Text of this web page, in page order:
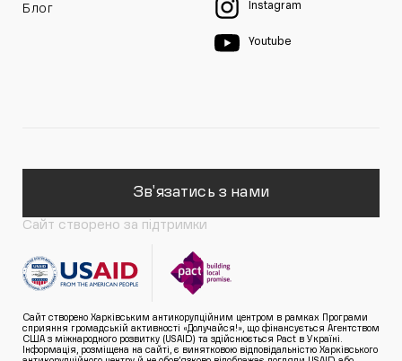
Блог Instagram
Youtube
Зв'язатись з нами
Сайт створено за підтримки
Сайт створено Харківським антикорупційним центром в рамках Програми
сприяння громадській активності «Долучайся!», що фінансується Агентством
США з міжнародного розвитку (USAID) та здійснюється Pact в Україні.
Інформація, розміщена на сайті, є винятковою відповідальністю Харківського